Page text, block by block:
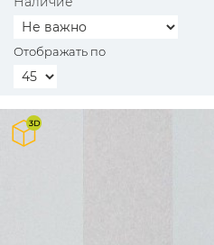
Отображать по